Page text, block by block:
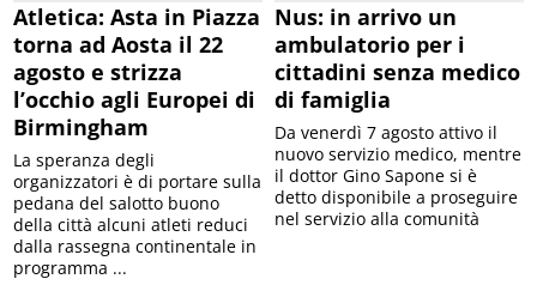
Atletica: Asta in Piazza
torna ad Aosta il 22
agosto e strizza
l’occhio agli Europei di
Birmingham
La speranza degli
organizzatori è di portare sulla
pedana del salotto buono
della città alcuni atleti reduci
dalla rassegna continentale in
programma ...
Nus: in arrivo un
ambulatorio per i
cittadini senza medico
di famiglia
Da venerdì 7 agosto attivo il
nuovo servizio medico, mentre
il dottor Gino Sapone si è
detto disponibile a proseguire
nel servizio alla comunità